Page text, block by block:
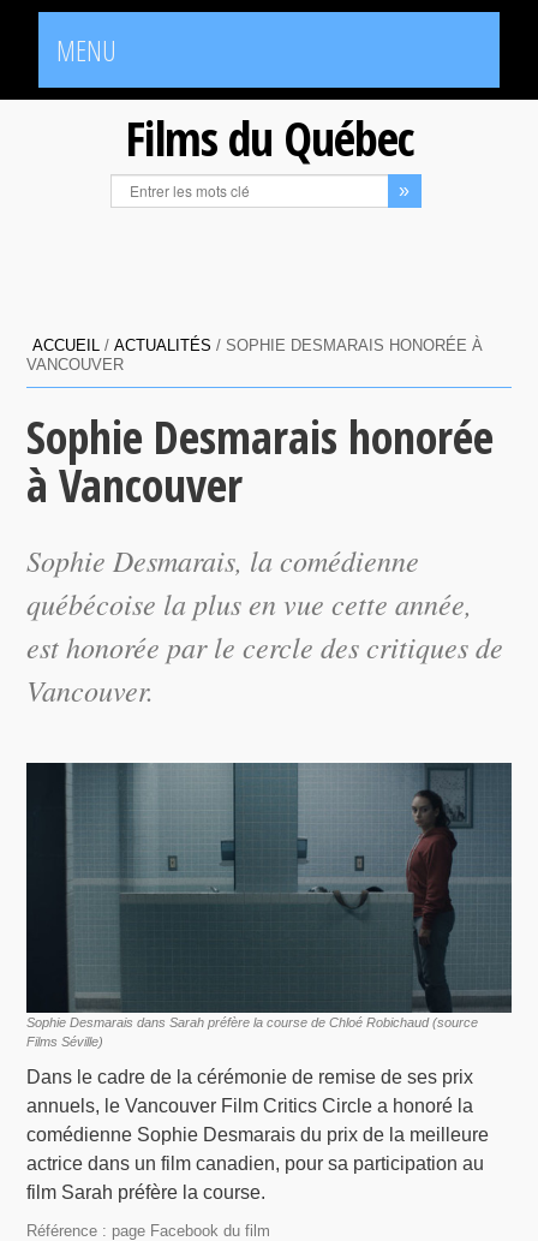
MENU
Films du Québec
ACCUEIL /ACTUALITÉS /SOPHIE DESMARAIS HONORÉE À
VANCOUVER
Sophie Desmarais honorée
à Vancouver
Sophie Desmarais, la comédienne
québécoise la plus en vue cette année,
est honorée par le cercle des critiques de
Vancouver.
Sophie Desmarais dans Sarah préfère la course de Chloé Robichaud (source
Films Séville)
Dans le cadre de la cérémonie de remise de ses prix
annuels, le Vancouver Film Critics Circle a honoré la
comédienne Sophie Desmarais du prix de la meilleure
actrice dans un film canadien, pour sa participation au
film Sarah préfère la course.
Référence : page Facebook du film